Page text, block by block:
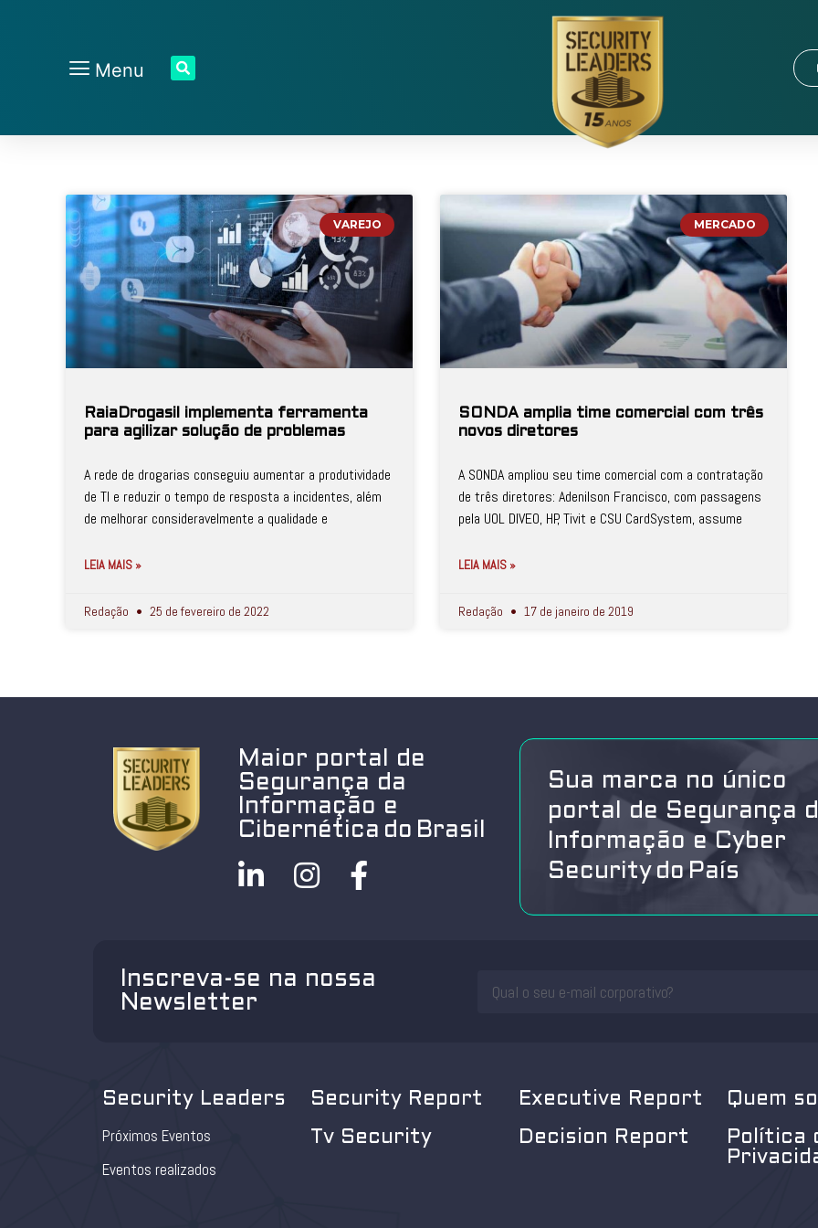
Menu
VAREJO
RaiaDrogasil implementa ferramenta
para agilizar solução de problemas
A rede de drogarias conseguiu aumentar a produtividade
de TI e reduzir o tempo de resposta a incidentes, além
de melhorar consideravelmente a qualidade e
LEIA MAIS »
Redação 25 de fevereiro de 2022
MERCADO
SONDA amplia time comercial com três
novos diretores
A SONDA ampliou seu time comercial com a contratação
de três diretores: Adenilson Francisco, com passagens
pela UOL DIVEO, HP, Tivit e CSU CardSystem, assume
LEIA MAIS »
Redação 17 de janeiro de 2019
Maior portal de
Segurança da
Informação e
Cibernética do Brasil
Sua marca no único
portal de Segurança
Informação e Cyber
Security do País
Inscreva-se na nossa
Newsletter
Security Leaders
Próximos Eventos
Eventos realizados
Security Report
Tv Security
Executive Report
Decision Report
Quem
Política